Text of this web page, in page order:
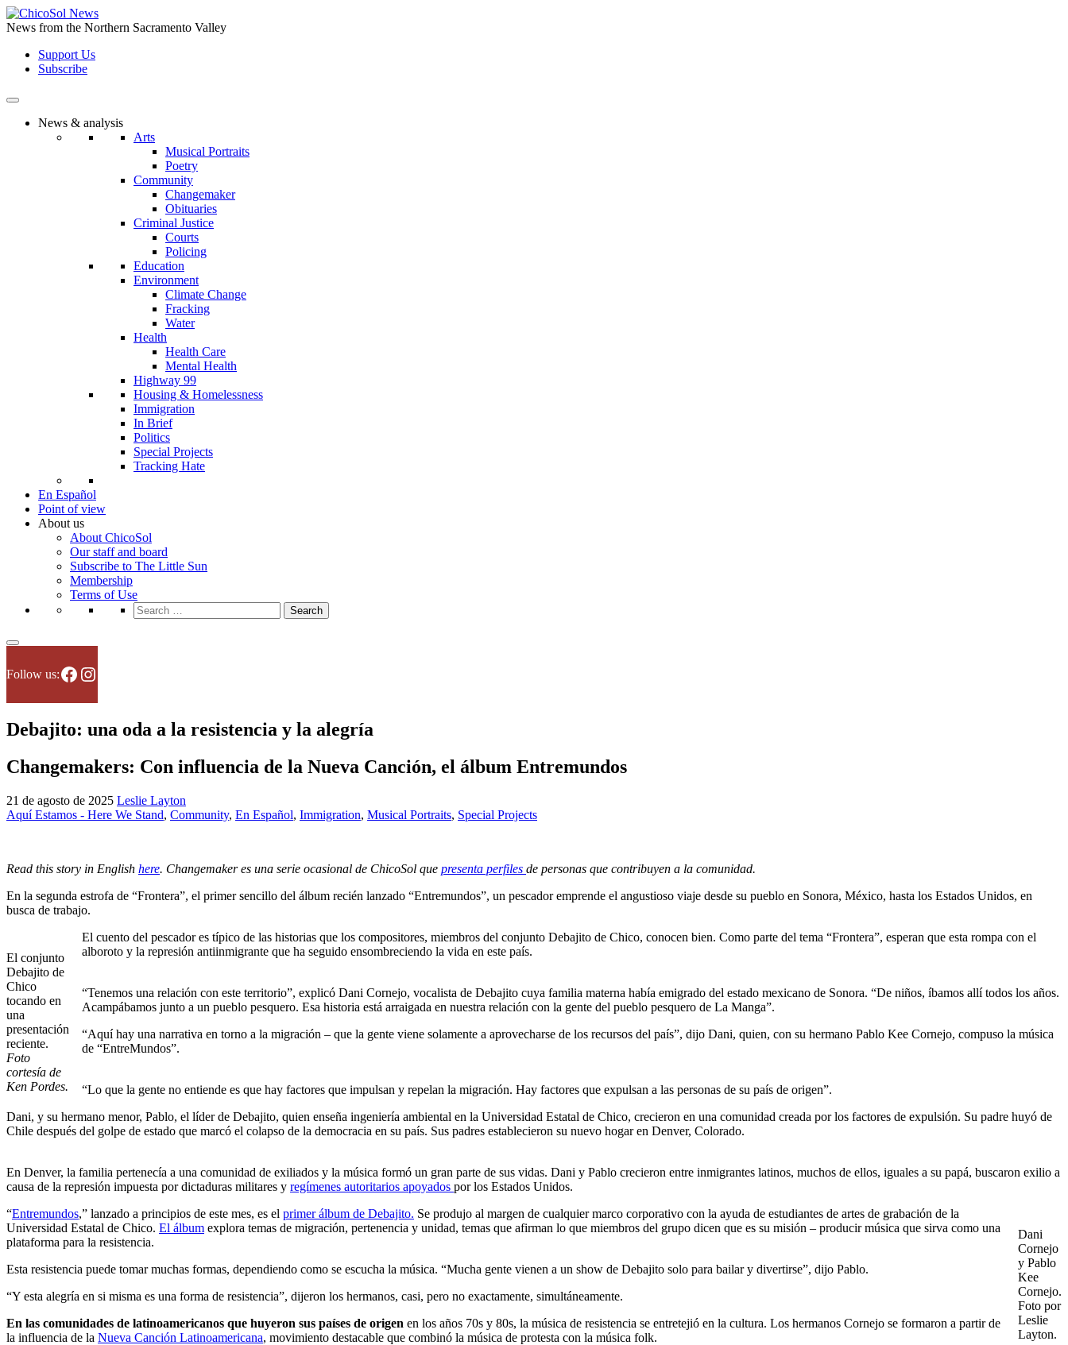
Skip
to
content
News from the Northern Sacramento Valley
Support Us
Subscribe
News & analysis
Arts
Musical Portraits
Poetry
Community
Changemaker
Obituaries
Criminal Justice
Courts
Policing
Education
Environment
Climate Change
Fracking
Water
Health
Health Care
Mental Health
Highway 99
Housing & Homelessness
Immigration
In Brief
Politics
Special Projects
Tracking Hate
En Español
Point of view
About us
About ChicoSol
Our staff and board
Subscribe to The Little Sun
Membership
Terms of Use
Search
for:
Follow us:Facebook
Instagram
Debajito: una oda a la resistencia y la alegría
Changemakers: Con influencia de la Nueva Canción, el álbum Entremundos
21 de agosto de 2025 Leslie Layton
Aquí Estamos - Here We Stand, Community, En Español, Immigration, Musical Portraits, Special Projects
Read this story in English here. Changemaker es una serie ocasional de ChicoSol que presenta perfiles de personas que contribuyen a la comunidad.
En la segunda estrofa de “Frontera”, el primer sencillo del álbum recién lanzado “Entremundos”, un pescador emprende el angustioso viaje desde su pueblo en Sonora, México, hasta los Estados Unidos, en
busca de trabajo.
El conjunto
Debajito de
Chico
tocando en
una
presentación
reciente.
Foto
cortesía de
Ken Pordes.
El cuento del pescador es típico de las historias que los compositores, miembros del conjunto Debajito de Chico, conocen bien. Como parte del tema “Frontera”, esperan que esta rompa con el
alboroto y la represión antiinmigrante que ha seguido ensombreciendo la vida en este país.
“Tenemos una relación con este territorio”, explicó Dani Cornejo, vocalista de Debajito cuya familia materna había emigrado del estado mexicano de Sonora. “De niños, íbamos allí todos los años.
Acampábamos junto a un pueblo pesquero. Esa historia está arraigada en nuestra relación con la gente del pueblo pesquero de La Manga”.
“Aquí hay una narrativa en torno a la migración – que la gente viene solamente a aprovecharse de los recursos del país”, dijo Dani, quien, con su hermano Pablo Kee Cornejo, compuso la música
de “EntreMundos”.
“Lo que la gente no entiende es que hay factores que impulsan y repelan la migración. Hay factores que expulsan a las personas de su país de origen”.
Dani, y su hermano menor, Pablo, el líder de Debajito, quien enseña ingeniería ambiental en la Universidad Estatal de Chico, crecieron en una comunidad creada por los factores de expulsión. Su padre huyó de
Chile después del golpe de estado que marcó el colapso de la democracia en su país. Sus padres establecieron su nuevo hogar en Denver, Colorado.
En Denver, la familia pertenecía a una comunidad de exiliados y la música formó un gran parte de sus vidas. Dani y Pablo crecieron entre inmigrantes latinos, muchos de ellos, iguales a su papá, buscaron exilio a
causa de la represión impuesta por dictaduras militares y regímenes autoritarios apoyados por los Estados Unidos.
Dani
Cornejo
y Pablo
Kee
Cornejo.
Foto por
Leslie
Layton.
“Entremundos,” lanzado a principios de este mes, es el primer álbum de Debajito. Se produjo al margen de cualquier marco corporativo con la ayuda de estudiantes de artes de grabación de la
Universidad Estatal de Chico. El álbum explora temas de migración, pertenencia y unidad, temas que afirman lo que miembros del grupo dicen que es su misión – producir música que sirva como una
plataforma para la resistencia.
Esta resistencia puede tomar muchas formas, dependiendo como se escucha la música. “Mucha gente vienen a un show de Debajito solo para bailar y divertirse”, dijo Pablo.
“Y esta alegría en si misma es una forma de resistencia”, dijeron los hermanos, casi, pero no exactamente, simultáneamente.
En las comunidades de latinoamericanos que huyeron sus países de origen en los años 70s y 80s, la música de resistencia se entretejió en la cultura. Los hermanos Cornejo se formaron a partir de
la influencia de la Nueva Canción Latinoamericana, movimiento destacable que combinó la música de protesta con la música folk.